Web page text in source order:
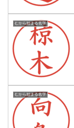
むから始まる名字
むから始まる名字